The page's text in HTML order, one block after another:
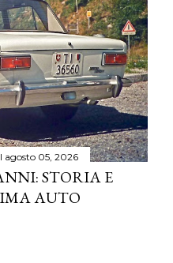
agosto 05, 2026
STORIA E
AUTO